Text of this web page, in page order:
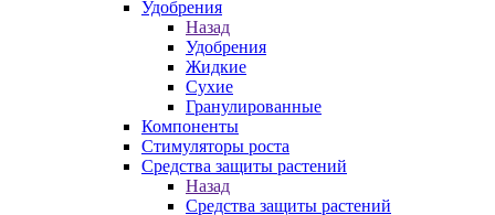
Удобрения
Назад
Удобрения
Жидкие
Сухие
Гранулированные
Компоненты
Стимуляторы роста
Средства защиты растений
Назад
Средства защиты растений